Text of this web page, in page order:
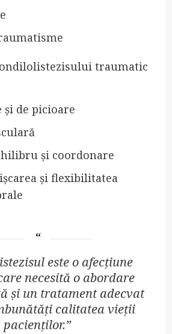
traumatic
și de picioare
și coordonare
și flexibilitatea
este o afecțiune
necesită o abordare
și un tratament adecvat
calitatea vieții
pacienților.”